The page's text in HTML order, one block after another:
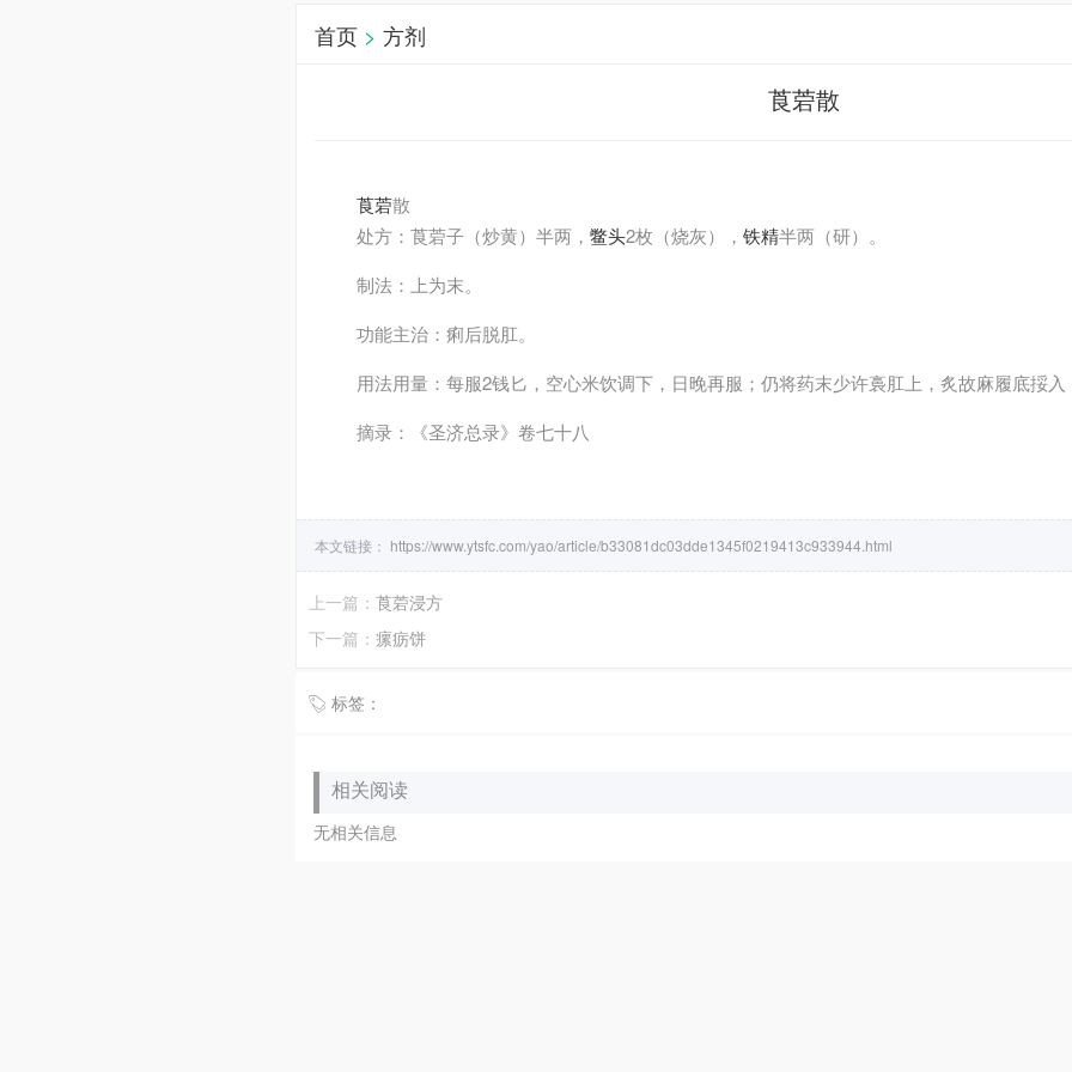
首页 > 方剂
莨菪散
莨菪散
处方 ：莨菪子（炒黄）半两， 鳖头2枚（烧灰）， 铁精半两（研）。
制法 ：上为末。
功能主治 ：痢后脱肛。
用法用量 ：每服2钱匕，空心米饮调下，日晚再服；仍将药末少许裛肛上，炙故麻履底挼入
摘录 ：《圣济总录》卷七十八
本文链接： https://www.ytsfc.com/yao/article/b33081dc03dde1345f0219413c933944.html
上一篇： 莨菪浸方
下一篇： 瘰疬饼
标签：
相关阅读
无相关信息